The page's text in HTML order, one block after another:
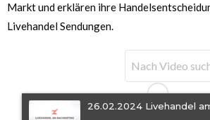
Markt und erklären ihre
Livehandel Sendungen.
26.02.2024 Livehandel